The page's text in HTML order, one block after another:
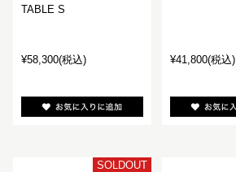
TABLE S
¥58,300(税込) ¥41,800(税込)
SOLDOUT